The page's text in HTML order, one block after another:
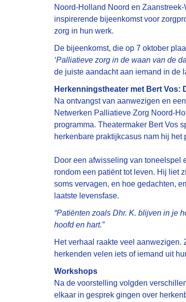
Noord-Holland Noord en
inspirerende bijeenkomst voor
zorg in hun werk.
De bijeenkomst, die op 7 oktober
‘Palliatieve zorg in de waan van de
de juiste aandacht aan iemand in de
Herkenningstheater met Bert Vos:
Na ontvangst van aanwezigen en
Netwerken Palliatieve Zorg Noord-
programma. Theatermaker Bert Vos
herkenbare praktijkcasus nam hij
Door een afwisseling van toneelspel
rondom een patiënt tot leven. Hij liet
soms vervagen, en hoe gedachten,
laatste levensfase.
“Patiënten zoals Dhr. K. blijven in je
hoofd en hart.”
Het verhaal raakte veel
herkenden velen iets of iemand uit
Workshops
Na de voorstelling volgden
elkaar in gesprek gingen over